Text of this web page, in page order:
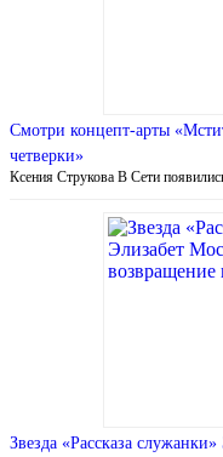
Смотри концепт-арты
четверки»
Ксения Струкова В Сети
Звезда «Рассказа